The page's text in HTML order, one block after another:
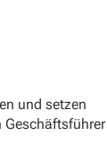
und setzen
Geschäftsführer